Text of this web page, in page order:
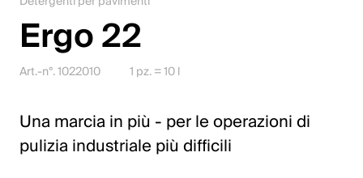
Italiano (Svizzera)
Svizzera
Deutsch
Ergo 22
Art.-n°. 1022010 1 pz. = 10 l
Una marcia in più - per le operazioni di
pulizia industriale più difficili